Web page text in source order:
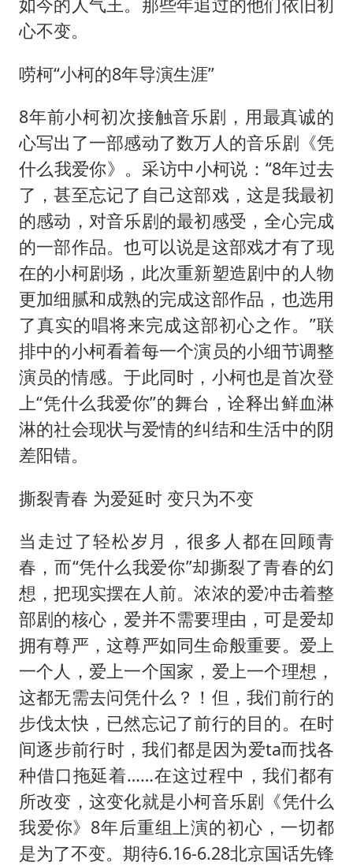
心不变。
唠柯“小柯的8年导演生涯”
8年前小柯初次接触音乐剧，用最真诚的
心写出了一部感动了数万人的音乐剧《凭
什么我爱你》。采访中小柯说：“8年过去
了，甚至忘记了自己这部戏，这是我最初
的感动，对音乐剧的最初感受，全心完成
的一部作品。也可以说是这部戏才有了现
在的小柯剧场，此次重新塑造剧中的人物
更加细腻和成熟的完成这部作品，也选用
了真实的唱将来完成这部初心之作。”联
排中的小柯看着每一个演员的小细节调整
演员的情感。于此同时，小柯也是首次登
上“凭什么我爱你”的舞台，诠释出鲜血淋
淋的社会现状与爱情的纠结和生活中的阴
差阳错。
撕裂青春 为爱延时 变只为不变
当走过了轻松岁月，很多人都在回顾青
春，而“凭什么我爱你”却撕裂了青春的幻
想，把现实摆在人前。浓浓的爱冲击着整
部剧的核心，爱并不需要理由，可是爱却
拥有尊严，这尊严如同生命般重要。爱上
一个人，爱上一个国家，爱上一个理想，
这都无需去问凭什么？！但，我们前行的
步伐太快，已然忘记了前行的目的。在时
间逐步前行时，我们都是因为爱ta而找各
种借口拖延着……在这过程中，我们都有
所改变，这变化就是小柯音乐剧《凭什么
我爱你》8年后重组上演的初心，一切都
是为了不变。期待6.16-6.28北京国话先锋